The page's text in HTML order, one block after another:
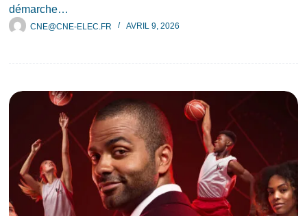
démarche…
CNE@CNE-ELEC.FR AVRIL 9, 2026